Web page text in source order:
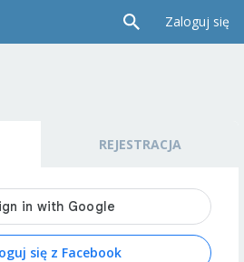
Zaloguj się
REJESTRACJA
się z Facebook